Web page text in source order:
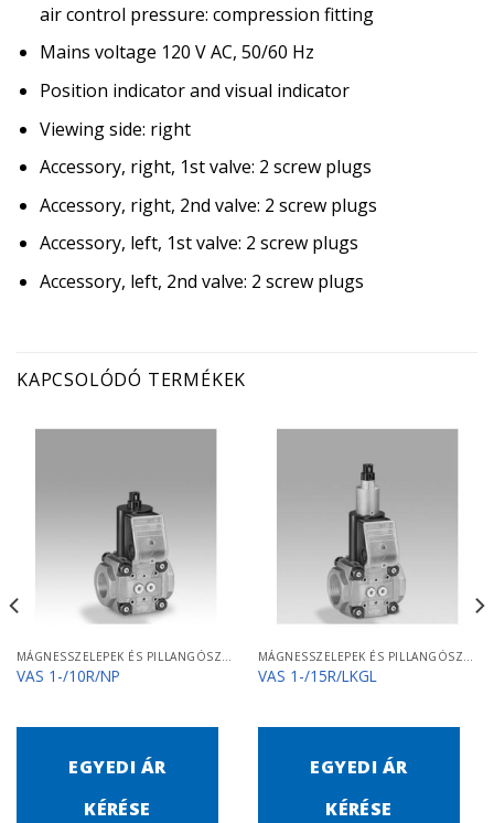
air control pressure: compression fitting
Mains voltage 120 V AC, 50/60 Hz
Position indicator and visual indicator
Viewing side: right
Accessory, right, 1st valve: 2 screw plugs
Accessory, right, 2nd valve: 2 screw plugs
Accessory, left, 1st valve: 2 screw plugs
Accessory, left, 2nd valve: 2 screw plugs
KAPCSOLÓDÓ TERMÉKEK
VAS 1-/10R/NP
EGYEDI ÁR
KÉRÉSE
VAS 1-/15R/LKGL
EGYEDI ÁR
KÉRÉSE